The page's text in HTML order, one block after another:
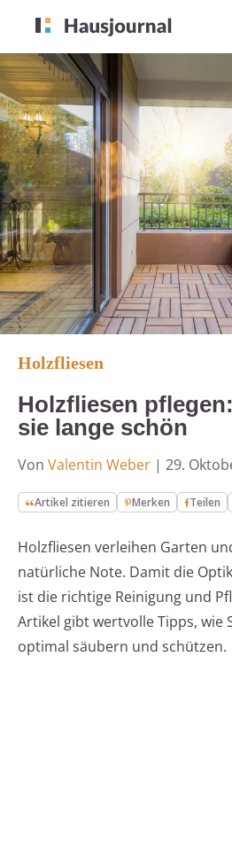
Holzfliesen
Holzfliesen
sie lange schön
Von Valentin Weber | 29.
Artikel zitieren Merken Teilen
Holzfliesen verleihen Garten
natürliche Note. Damit die
ist die richtige Reinigung und
Artikel gibt wertvolle Tipps, wie
optimal säubern und schützen.